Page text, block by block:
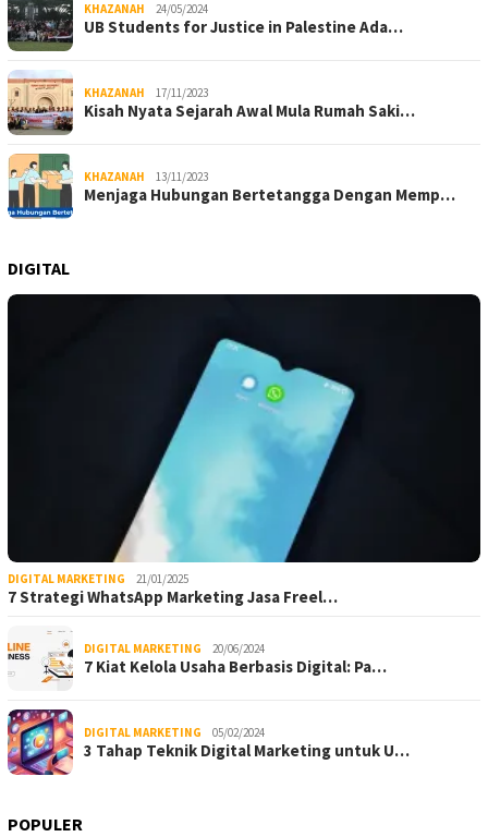
KHAZANAH 24/05/2024
UB Students for Justice in Palestine Ada…
KHAZANAH 17/11/2023
Kisah Nyata Sejarah Awal Mula Rumah Saki…
KHAZANAH 13/11/2023
Menjaga Hubungan Bertetangga Dengan Memp…
DIGITAL
DIGITAL MARKETING 21/01/2025
7 Strategi WhatsApp Marketing Jasa Freel…
DIGITAL MARKETING 20/06/2024
7 Kiat Kelola Usaha Berbasis Digital: Pa…
DIGITAL MARKETING 05/02/2024
3 Tahap Teknik Digital Marketing untuk U…
POPULER